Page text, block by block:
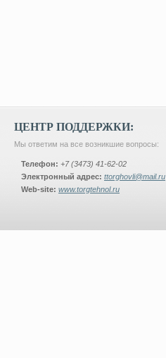
ЦЕНТР ПОДДЕРЖКИ:
Мы ответим на все возникшие вопросы:
Телефон: +7 (3473) 41-62-02
Электронный адрес: ttorghovli@mail.ru
Web-site: www.torgtehnol.ru